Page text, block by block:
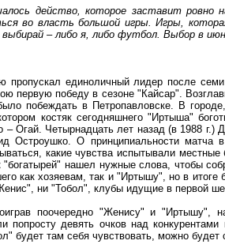
действо, которое заставит ровно
во власть большой игры. Игры,
– либо я, либо футбол. Выбор в
пропускал единоличный лидер после
первую победу в сезоне "Кайсар".
побеждать в Петропавловске. В
костяк сегодняшнего "Иртыша"
– Огай. Четырнадцать лет назад (в 1988
Остроушко. О принципиальности
какие чувства испытывали
"богатырей" нашел нужные слова, чтобы
как хозяевам, так и "Иртышу", но в
ни "Тобол", клубы идущие в первой
поочередно "Женису" и
девять очков над конкурентами
будет там себя чувствовать, можно